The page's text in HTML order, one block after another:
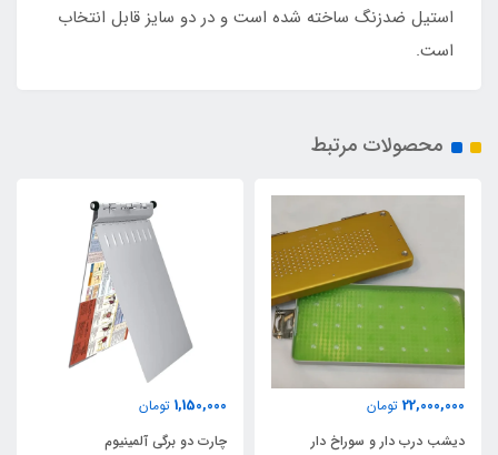
استیل ضدزنگ ساخته شده است و در دو سایز قابل انتخاب
است.
محصولات مرتبط
22,000,000 تومان
دیشب درب دار و سوراخ دار
1,150,000 تومان
چارت دو برگی آلمینیوم